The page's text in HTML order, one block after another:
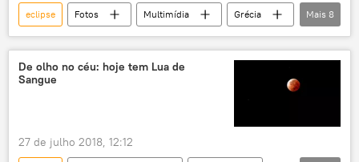
eclipse Fotos Multimídia
Grécia
Venezuela
Vladimir Putin
manifestações
modelos
desfile
Superlua
Mais 8
De olho no céu: hoje tem Lua de
Sangue
27 de julho 2018, 12:12